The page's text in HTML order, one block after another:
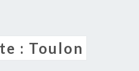
: Toulon